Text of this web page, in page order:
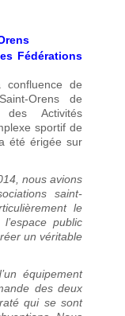
Fédérations
de
Orens de
Activités
sportif de
été érigée sur
nous avions
saint-
le
public
un véritable
équipement
des deux
qui se sont